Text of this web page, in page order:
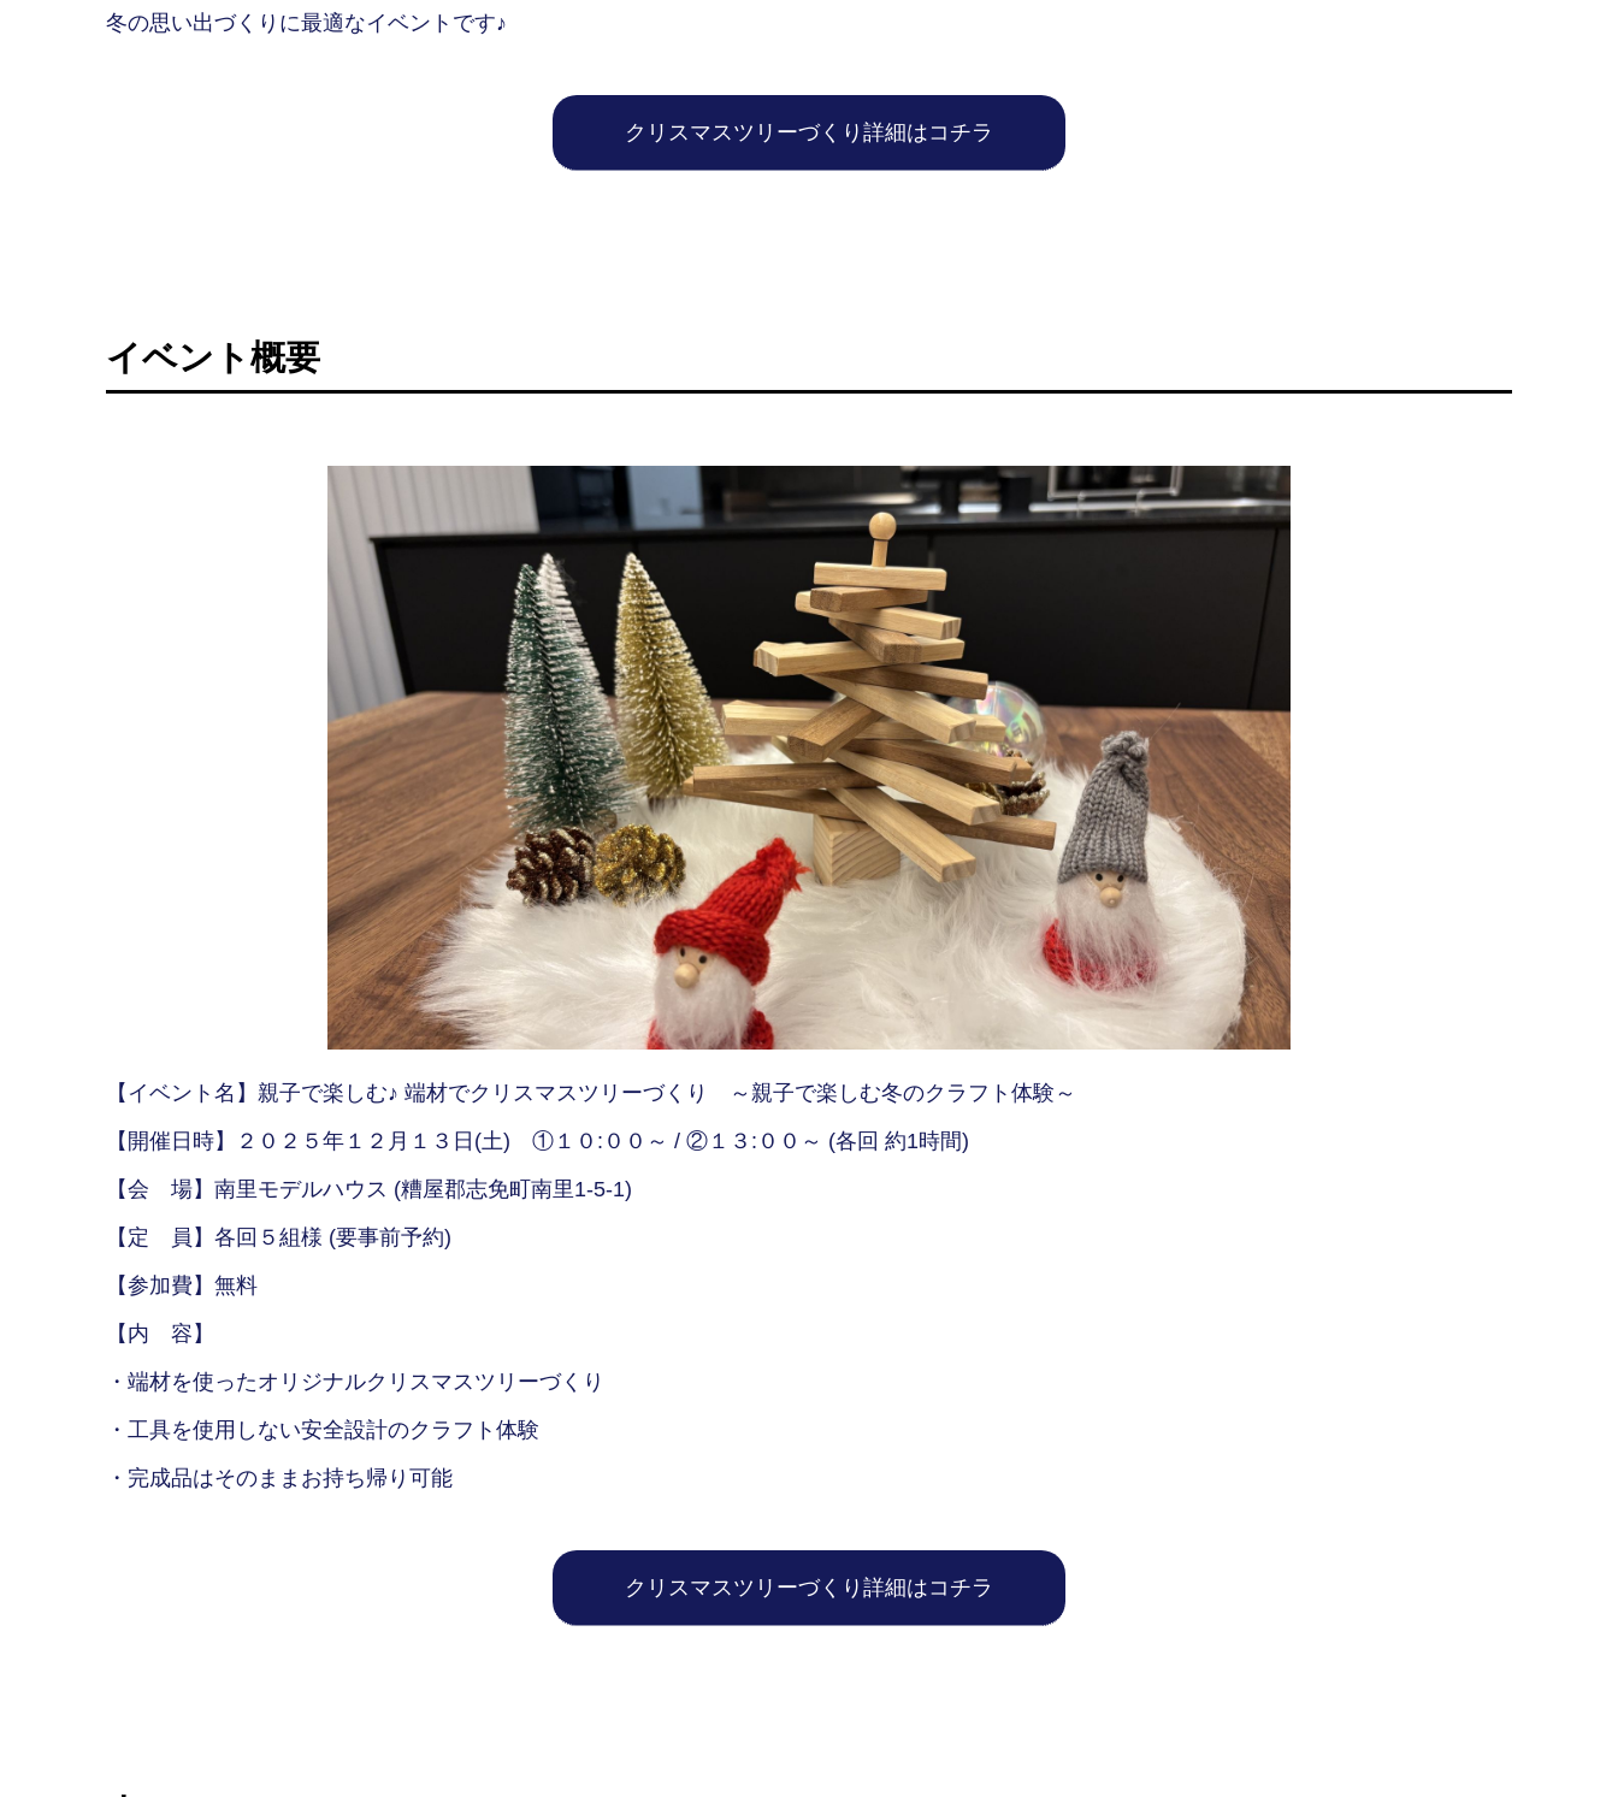
冬の思い出づくりに最適なイベントです♪
クリスマスツリーづくり詳細はコチラ
イベント概要
【イベント名】親子で楽しむ♪ 端材でクリスマスツリーづくり ～親子で楽しむ冬のクラフト体験～
【開催日時】２０２５年１２月１３日(土) ①１０:００～ / ②１３:００～ (各回 約1時間)
【会 場】南里モデルハウス (糟屋郡志免町南里1-5-1)
【定 員】各回５組様 (要事前予約)
【参加費】無料
【内 容】
・端材を使ったオリジナルクリスマスツリーづくり
・工具を使用しない安全設計のクラフト体験
・完成品はそのままお持ち帰り可能
クリスマスツリーづくり詳細はコチラ